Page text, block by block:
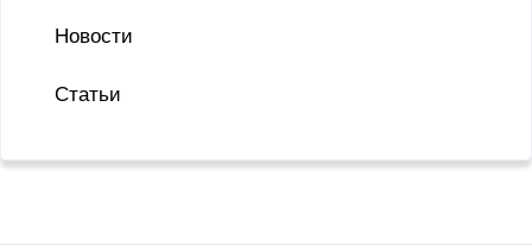
Новости
Статьи